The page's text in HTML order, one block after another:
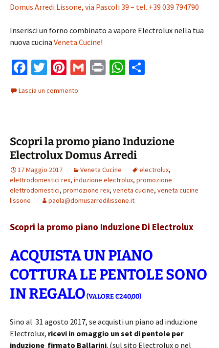
Domus Arredi Lissone, via Pascoli 39 – tel. +39 039 794790
Inserisci un forno combinato a vapore Electrolux nella tua
nuova cucina Veneta Cucine!
Fa
ce
b
k
T
tt
Pi
nt
er
G
Pr W
p di
Lascia un commento
Scopri la promo piano Induzione
Electrolux Domus Arredi
17 Maggio 2017 Veneta Cucine electrolux,
elettrodomestici rex, induzione electrolux, promozione
elettrodomestici, promozione rex, veneta cucine, veneta cucine
lissone
paola@domusarredilissone.it
Scopri la promo piano Induzione Di Electrolux
ACQUISTA UN PIANO
COTTURA LE PENTOLE SONO
IN REGALO(VALORE €240,00)
Sino al 31 agosto 2017, se acquisti un piano ad induzione
Electrolux, ricevi in omaggio un set di pentole per
induzione firmato Ballarini. (sul sito Electrolux o nel